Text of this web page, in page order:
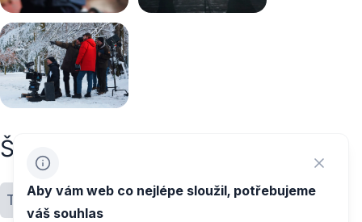
Štítky
Točilo se v ČR Pobídky
Aby vám web co nejlépe sloužil, potřebujeme
váš souhlas